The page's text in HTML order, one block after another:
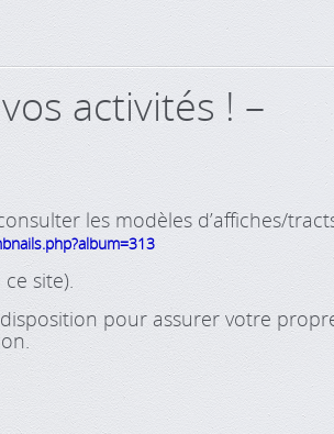
activités ! –
les modèles d’affiches/
site).
pour assurer votre